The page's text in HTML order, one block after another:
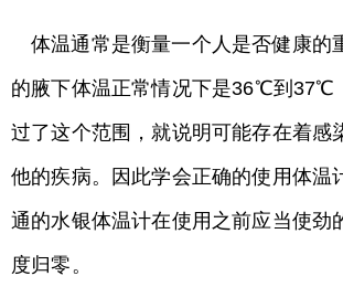
体温通常是衡量一个人是否健康的
的腋下体温正常情况下是36℃到37℃
过了这个范围，就说明可能存在着感
他的疾病。因此学会正确的使用体温
通的水银体温计在使用之前应当使劲
度归零。